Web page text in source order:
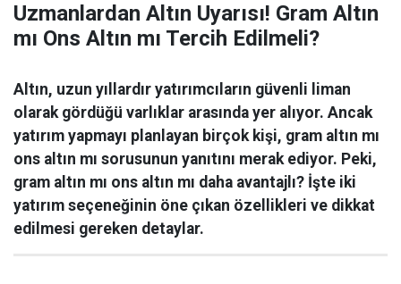
Uzmanlardan Altın Uyarısı! Gram Altın
mı Ons Altın mı Tercih Edilmeli?
Altın, uzun yıllardır yatırımcıların güvenli liman
olarak gördüğü varlıklar arasında yer alıyor. Ancak
yatırım yapmayı planlayan birçok kişi, gram altın mı
ons altın mı sorusunun yanıtını merak ediyor. Peki,
gram altın mı ons altın mı daha avantajlı? İşte iki
yatırım seçeneğinin öne çıkan özellikleri ve dikkat
edilmesi gereken detaylar.